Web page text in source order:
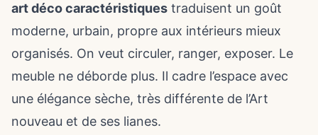
art déco caractéristiques traduisent un goût
moderne, urbain, propre aux intérieurs mieux
organisés. On veut circuler, ranger, exposer. Le
meuble ne déborde plus. Il cadre l’espace avec
une élégance sèche, très différente de l’Art
nouveau et de ses lianes.